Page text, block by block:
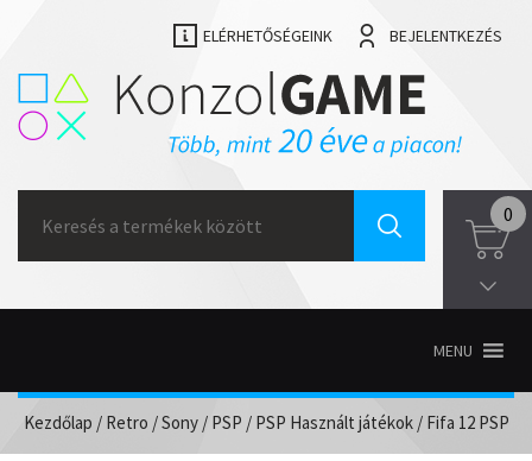
ELÉRHETŐSÉGEINK BEJELENTKEZÉS
for:
0
MENU
Kezdőlap / Retro /Sony/ PSP / PSP Használt játékok/ Fifa 12 PSP